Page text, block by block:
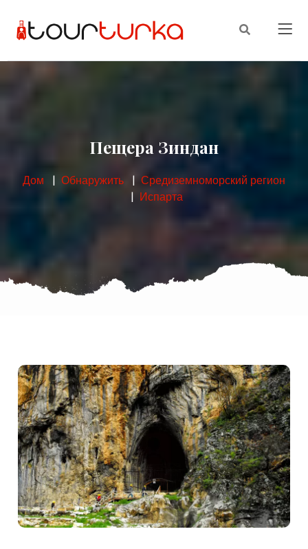
Пещера Зиндан
Дом Обнаружить
Средиземноморский регион
Испарта